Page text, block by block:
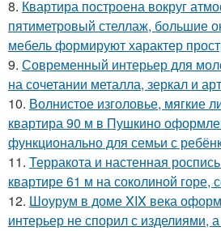
8. Квартира построена вокруг
пятиметровый стеллаж, большие
мебель формируют характер
9. Современный интерьер для
на сочетании металла, зеркал и
10. Волнистое изголовье, мягкие
квартира 90 м в Пушкино
функционально для семьи с
11. Терракота и настенная
квартире 61 м на соколиной горе,
12. Шоурум в доме XIX века
интерьер не спорил с изделиями,